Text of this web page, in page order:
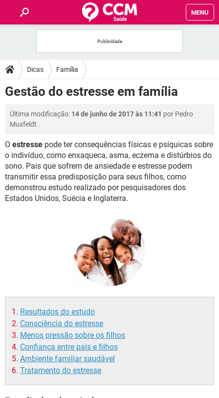
MENU
FÓRUM
SAÚDE
FAMÍLIA
BEM-ESTAR
SEXUALIDADE
Dicas Família
Gestão do estresse em família
Última modificação: 14 de junho de 2017 às 11:41 por Pedro
Muxfeldt .
O estresse pode ter consequências físicas e psíquicas sobre
o indivíduo, como enxaqueca, asma, eczema e distúrbios do
sono. Pais que sofrem de ansiedade e estresse podem
transmitir essa predisposição para seus filhos, como
demonstrou estudo realizado por pesquisadores dos
Estados Unidos, Suécia e Inglaterra.
Resultados do estudo
Consciência do estresse
Menos pressão sobre os filhos
Confiança entre pais e filhos
Ambiente familiar saudável
Tratamento do estresse